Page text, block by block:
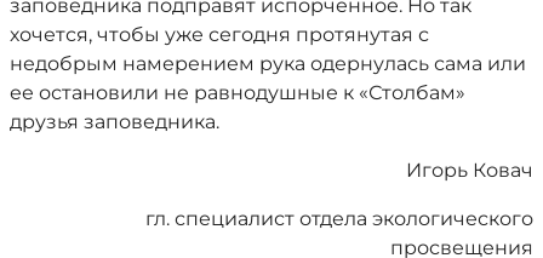
заповедника подправят испорченное. Но так
хочется, чтобы уже сегодня протянутая с
недобрым намерением рука одернулась сама или
ее остановили не равнодушные к «Столбам»
друзья заповедника.
Игорь Ковач
гл. специалист отдела экологического
просвещения